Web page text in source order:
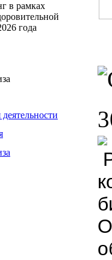
в рамках
года